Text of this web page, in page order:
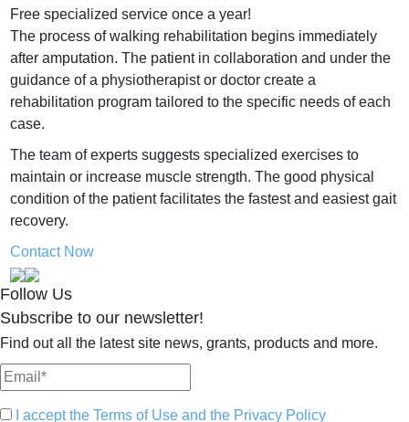
Free specialized service once a year!
The process of walking rehabilitation begins immediately
after amputation. The patient in collaboration and under the
guidance of a physiotherapist or doctor create a
rehabilitation program tailored to the specific needs of each
case.
The team of experts suggests specialized exercises to
maintain or increase muscle strength. The good physical
condition of the patient facilitates the fastest and easiest gait
recovery.
Contact Now
Follow Us
Subscribe to our newsletter!
Find out all the latest site news, grants, products and more.
I accept the Terms of Use and the Privacy Policy